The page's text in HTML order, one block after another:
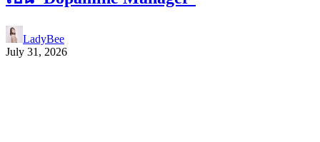
LadyBee
July 31, 2026